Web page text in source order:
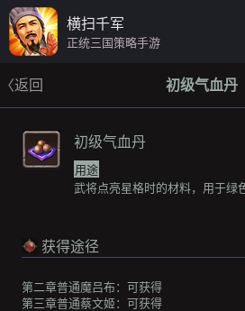
横扫千军
正统三国策略手游
〈返回 初级气血丹
初级气血丹
用途
武将点亮星格时的材料，用于绿
获得途径
第二章普通魔吕布： 可获得
第三章普通蔡文姬： 可获得